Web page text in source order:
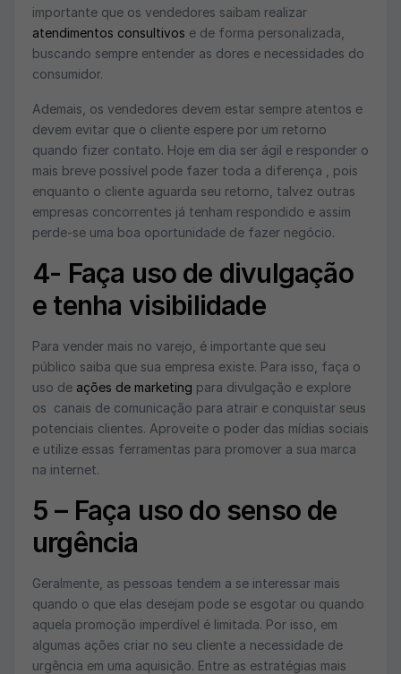
importante que os vendedores saibam realizar
atendimentos consultivos e de forma personalizada,
buscando sempre entender as dores e necessidades do
consumidor.
Ademais, os vendedores devem estar sempre atentos e
devem evitar que o cliente espere por um retorno
quando fizer contato. Hoje em dia ser ágil e responder o
mais breve possível pode fazer toda a diferença , pois
enquanto o cliente aguarda seu retorno, talvez outras
empresas concorrentes já tenham respondido e assim
perde-se uma boa oportunidade de fazer negócio.
4- Faça uso de divulgação
e tenha visibilidade
Para vender mais no varejo, é importante que seu
público saiba que sua empresa existe. Para isso, faça o
uso de ações de marketing para divulgação e explore
os canais de comunicação para atrair e conquistar seus
potenciais clientes. Aproveite o poder das mídias sociais
e utilize essas ferramentas para promover a sua marca
na internet.
5 – Faça uso do senso de
urgência
Geralmente, as pessoas tendem a se interessar mais
quando o que elas desejam pode se esgotar ou quando
aquela promoção imperdível é limitada. Por isso, em
algumas ações criar no seu cliente a necessidade de
urgência em uma aquisição. Entre as estratégias mais